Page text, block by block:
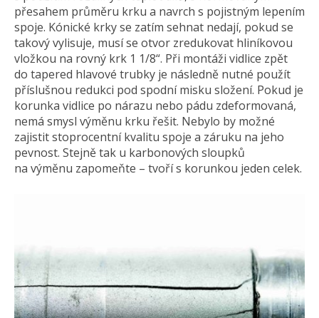
přesahem průměru krku a navrch s pojistným lepením
spoje. Kónické krky se zatím sehnat nedají, pokud se
takový vylisuje, musí se otvor zredukovat hliníkovou
vložkou na rovný krk 1 1/8“. Při montáži vidlice zpět
do tapered hlavové trubky je následně nutné použít
příslušnou redukci pod spodní misku složení. Pokud je
korunka vidlice po nárazu nebo pádu zdeformovaná,
nemá smysl výměnu krku řešit. Nebylo by možné
zajistit stoprocentní kvalitu spoje a záruku na jeho
pevnost. Stejně tak u karbonových sloupků
na výměnu zapomeňte – tvoří s korunkou jeden celek.